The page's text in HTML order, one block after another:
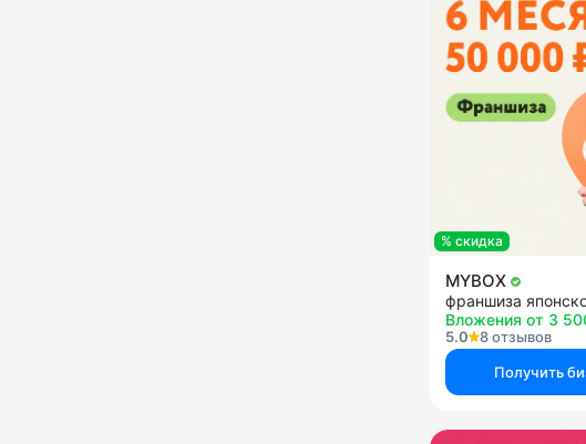
% скидка
MYBOX
Вложения от 3
5.0
8 отзывов
Получить